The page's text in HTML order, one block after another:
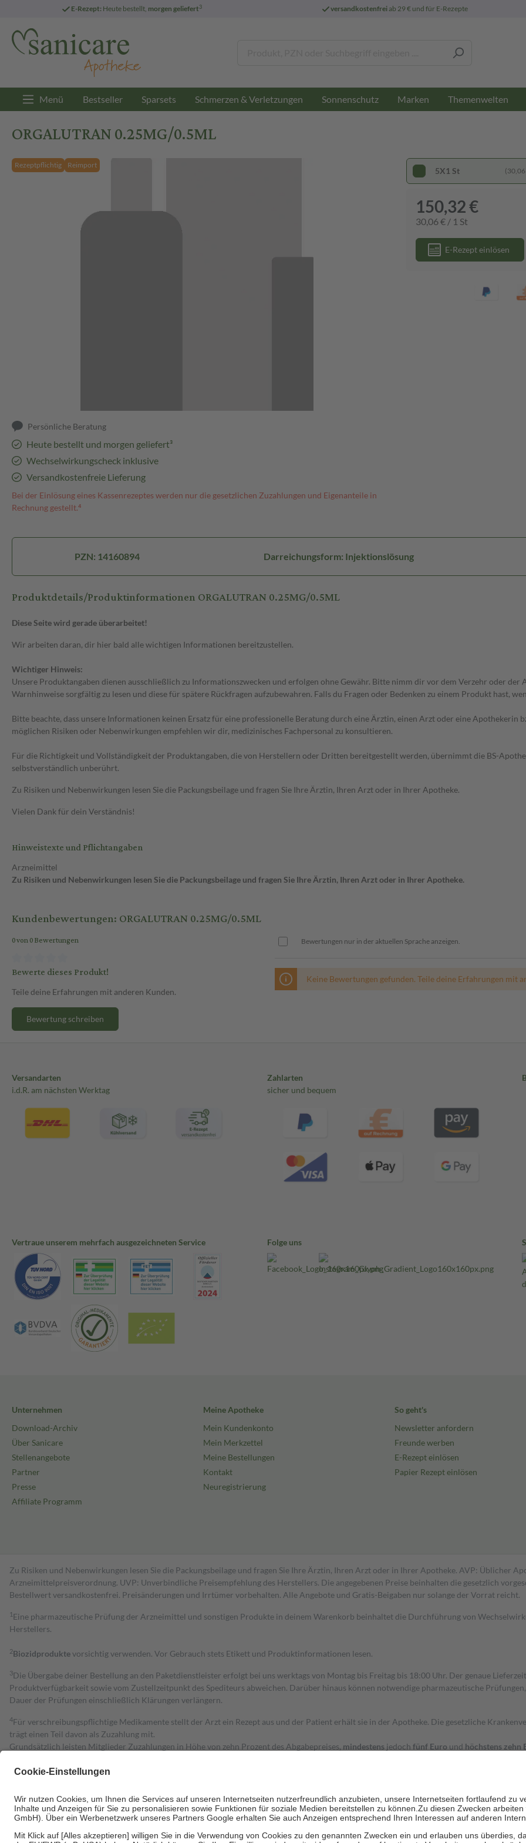
E-Rezept: Heute bestellt, morgen geliefert3 versandkostenfreiab 29 € und für E-Rezepte
Menü Bestseller Sparsets Schmerzen & Verletzungen Sonnenschutz Marken Themenwelten
ORGALUTRAN 0.25MG/0.5ML
Rezeptpflichtig Reimport
Persönliche Beratung
Heute bestellt und morgen geliefert³
Wechselwirkungscheck inklusive
Versandkostenfreie Lieferung
Bei der Einlösung eines Kassenrezeptes werden nur die gesetzlichen Zuzahlungen und Eigenanteile in
Rechnung gestellt.⁴
5X1 St (30,06
150,32 €
30,06 € / 1 St
E-Rezept einlösen
PZN: 14160894 Darreichungsform: Injektionslösung
Produktdetails/Produktinformationen ORGALUTRAN 0.25MG/0.5ML
Diese Seite wird gerade überarbeitet!
Wir arbeiten daran, dir hier bald alle wichtigen Informationen bereitzustellen.
Wichtiger Hinweis:
Unsere Produktangaben dienen ausschließlich zu Informationszwecken und erfolgen ohne Gewähr. Bitte nimm dir vor dem Verzehr oder
Warnhinweise sorgfältig zu lesen und diese für spätere Rückfragen aufzubewahren. Falls du Fragen oder Bedenken zu einem Produkt hast,
Bitte beachte, dass unsere Informationen keinen Ersatz für eine professionelle Beratung durch eine Ärztin, einen Arzt oder eine Apothekerin
möglichen Risiken oder Nebenwirkungen empfehlen wir dir, medizinisches Fachpersonal zu konsultieren.
Für die Richtigkeit und Vollständigkeit der Produktangaben, die von Herstellern oder Dritten bereitgestellt werden, übernimmt die BS-
selbstverständlich unberührt.
Zu Risiken und Nebenwirkungen lesen Sie die Packungsbeilage und fragen Sie Ihre Ärztin, Ihren Arzt oder in Ihrer Apotheke.
Vielen Dank für dein Verständnis!
Hinweistexte und Pflichtangaben
Arzneimittel
Zu Risiken und Nebenwirkungen lesen Sie die Packungsbeilage und fragen Sie Ihre Ärztin, Ihren Arzt oder in Ihrer Apotheke.
Kundenbewertungen: ORGALUTRAN 0.25MG/0.5ML
0 von 0 Bewertungen
Bewerte dieses Produkt!
Teile deine Erfahrungen mit anderen Kunden.
Bewertung schreiben
Bewertungen nur in der aktuellen Sprache anzeigen.
Keine Bewertungen gefunden. Teile deine Erfahrungen mit
Versandarten
i.d.R. am nächsten Werktag
Zahlarten
sicher und bequem
Vertraue unserem mehrfach ausgezeichneten Service Folge uns
Unternehmen
Download-Archiv
Über Sanicare
Stellenangebote
Partner
Presse
Affiliate Programm
Meine Apotheke
Mein Kundenkonto
Mein Merkzettel
Meine Bestellungen
Kontakt
Neuregistrierung
So geht's
Newsletter anfordern
Freunde werben
E-Rezept einlösen
Papier Rezept einlösen
Zu Risiken und Nebenwirkungen lesen Sie die Packungsbeilage und fragen Sie Ihre Ärztin, Ihren Arzt oder in Ihrer Apotheke. AVP: Üblicher
Arzneimittelpreisverordnung. UVP: Unverbindliche Preisempfehlung des Herstellers. Die angegebenen Preise beinhalten die gesetzlich
Bestell­wert versand­kosten­frei. Preisänderungen und Irrtümer vorbehalten. Alle Angebote und Gratis-Beigaben nur solange der Vorrat reicht.
1 Eine pharmazeutische Prüfung der Arzneimittel und sonstigen Produkte in deinem Warenkorb beinhaltet die Durchführung von
Herstellers.
2Biozidproduktevorsichtig verwenden. Vor Gebrauch stets Etikett und Produktinformationen lesen.
3Die Übergabe deiner Bestellung an den Paketdienstleister erfolgt bei uns werktags von Montag bis Freitag bis 18:00 Uhr. Der genaue
Produktverfügbarkeit sowie vom Zustellzeitpunkt des Spediteurs abweichen. Darüber hinaus können notwendige pharmazeutische
Dauer der Prüfungen einschließlich Klärungen verlängern.
4Für verschreibungspflichtige Medikamente stellt der Arzt ein Rezept aus und der Patient erhält sie in der Apotheke. Die gesetzliche
trägt einen Teil davon als Zuzahlung mit.
Grundsätzlich leisten Mitglieder Zuzahlungen in Höhe von zehn Prozent des Abgabepreises, mindestens jedoch fünf Euro und höchstens zehn
Diese Regeln gelten grundsätzlich auch für Online-Apotheken.
Um das Engagement der Versicherten für ihre eigene Gesundheit zu stärken und die besondere Stellung der Familie zu unterstützen, fallen
• Kindern und Jugendlichen bis zum vollendeten 18. Lebensjahr mit Ausnahme der Fahrkosten
• Untersuchungen zur Vorsorge und Früherkennung, die von der GKV getragen werden
• empfohlenen Schutzimpfungen